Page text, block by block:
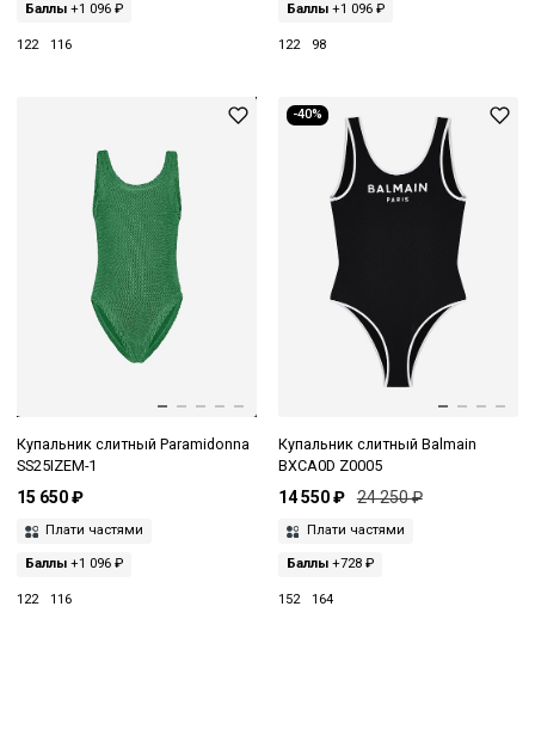
Баллы +1 096 ₽
122 116
Баллы+1 096 ₽
122 98
Купальник слитный Paramidonna
SS25IZEM-1
15 650 ₽
Плати частями
Баллы +1 096 ₽
122 116
-40%
Купальник слитный Balmain
BXCA0D Z0005
14 550 ₽ 24 250 ₽
Плати частями
Баллы+728 ₽
152 164